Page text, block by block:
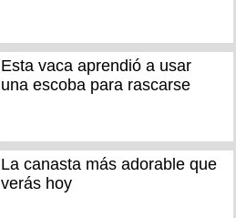
Esta vaca aprendió a usar
una escoba para rascarse
La canasta más adorable que
verás hoy